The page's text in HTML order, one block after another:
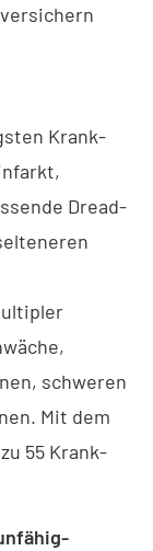
Krank­
Dread-
schweren
Mit dem
55 Krank­